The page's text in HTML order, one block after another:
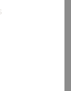
durch
In diesem